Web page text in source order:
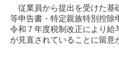
従業員から提出を受けた基
等申告書・特定親族特別控除
令和７年度税制改正により給
が見直されていることに留意